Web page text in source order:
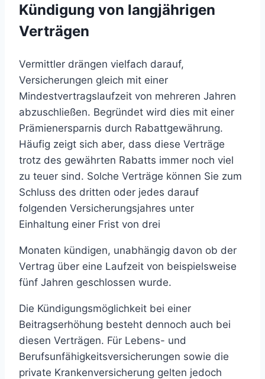
Kündigung von langjährigen
Verträgen
Vermittler drängen vielfach darauf,
Versicherungen gleich mit einer
Mindestvertragslaufzeit von mehreren Jahren
abzuschließen. Begründet wird dies mit einer
Prämienersparnis durch Rabattgewährung.
Häufig zeigt sich aber, dass diese Verträge
trotz des gewährten Rabatts immer noch viel
zu teuer sind. Solche Verträge können Sie zum
Schluss des dritten oder jedes darauf
folgenden Versicherungsjahres unter
Einhaltung einer Frist von drei
Monaten kündigen, unabhängig davon ob der
Vertrag über eine Laufzeit von beispielsweise
fünf Jahren geschlossen wurde.
Die Kündigungsmöglichkeit bei einer
Beitragserhöhung besteht dennoch auch bei
diesen Verträgen. Für Lebens- und
Berufsunfähigkeitsversicherungen sowie die
private Krankenversicherung gelten jedoch